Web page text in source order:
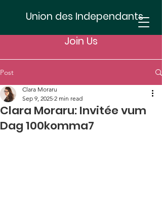
Union des Independants
Join Us
Post
Clara Moraru: Invitée vum
Dag 100komma7
Clara Moraru
Sep 9, 2025 2 min read